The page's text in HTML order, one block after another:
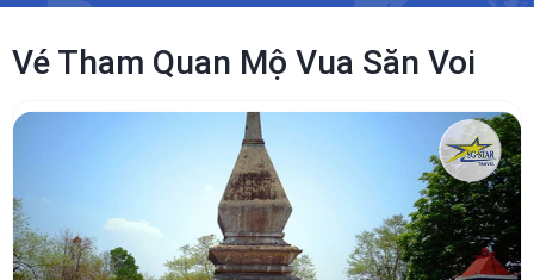
Vé Tham Quan Mộ Vua Săn Voi